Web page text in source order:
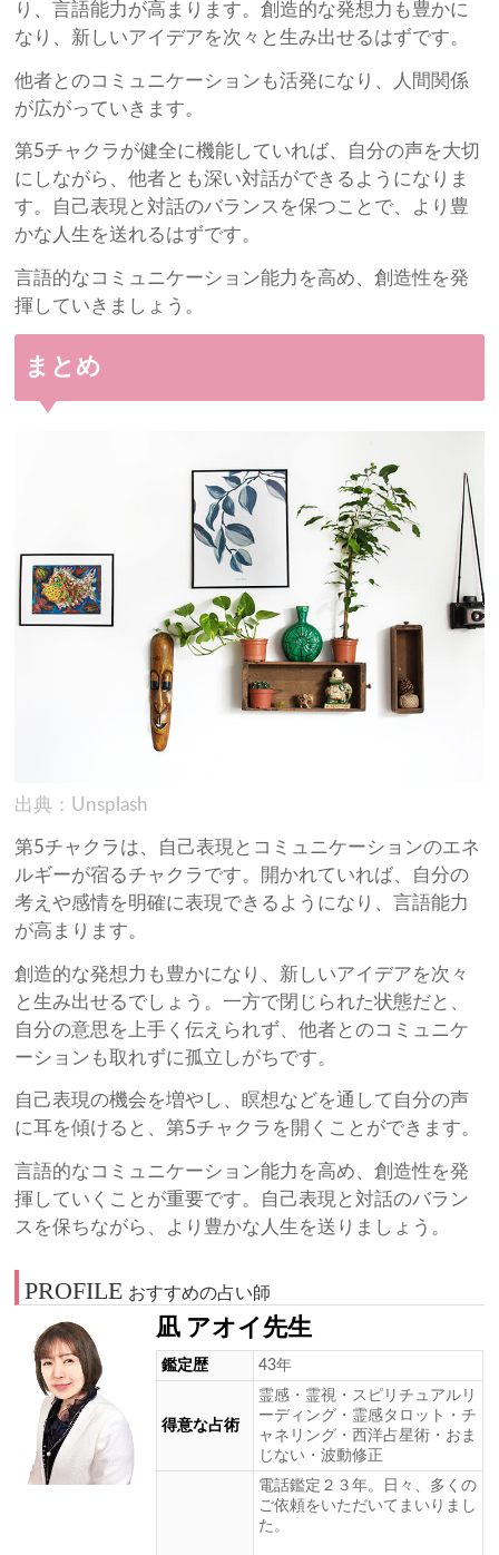
り、言語能力が高まります。創造的な発想力も豊かに
なり、新しいアイデアを次々と生み出せるはずです。
他者とのコミュニケーションも活発になり、人間関係
が広がっていきます。
第5チャクラが健全に機能していれば、自分の声を大切
にしながら、他者とも深い対話ができるようになりま
す。自己表現と対話のバランスを保つことで、より豊
かな人生を送れるはずです。
言語的なコミュニケーション能力を高め、創造性を発
揮していきましょう。
まとめ
出典：Unsplash
第5チャクラは、自己表現とコミュニケーションのエネ
ルギーが宿るチャクラです。開かれていれば、自分の
考えや感情を明確に表現できるようになり、言語能力
が高まります。
創造的な発想力も豊かになり、新しいアイデアを次々
と生み出せるでしょう。一方で閉じられた状態だと、
自分の意思を上手く伝えられず、他者とのコミュニケ
ーションも取れずに孤立しがちです。
自己表現の機会を増やし、瞑想などを通して自分の声
に耳を傾けると、第5チャクラを開くことができます。
言語的なコミュニケーション能力を高め、創造性を発
揮していくことが重要です。自己表現と対話のバラン
スを保ちながら、より豊かな人生を送りましょう。
PROFILE おすすめの占い師
凪 アオイ先生
鑑定歴 43年
得意な占術
霊感・霊視・スピリチュアルリ
ーディング・霊感タロット・チ
ャネリング・西洋占星術・おま
じない・波動修正
電話鑑定２３年。日々、多くの
ご依頼をいただいてまいりまし
た。